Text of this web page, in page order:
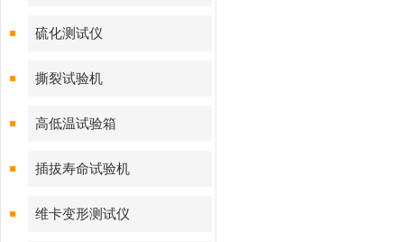
硫化测试仪
撕裂试验机
高低温试验箱
插拔寿命试验机
维卡变形测试仪